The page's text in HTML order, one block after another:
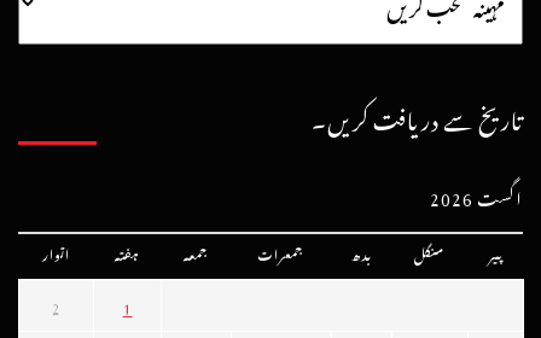
تاریخ سے دریافت کریں۔
اگست 2026
پیر منگل بدھ جمعرات جمعہ ہفتہ اتوار
1
2